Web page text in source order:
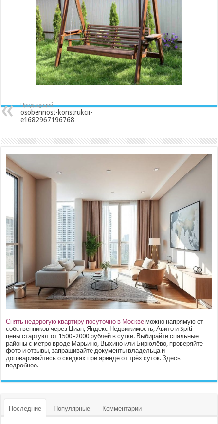
Предыдущий
osobennost-konstrukcii-
e1682967196768
Снять недорогую квартиру посуточно в Москве можно напрямую от
собственников через Циан, Яндекс.Недвижимость, Авито и Spiti —
цены стартуют от 1500–2000 рублей в сутки. Выбирайте спальные
районы с метро вроде Марьино, Выхино или Бирюлёво, проверяйте
фото и отзывы, запрашивайте документы владельца и
договаривайтесь о скидках при аренде от трёх суток.Здесь
подробнее.
Последние Популярные Комментарии